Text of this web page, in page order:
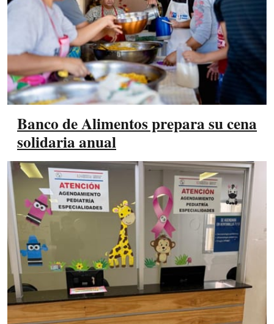
Banco de Alimentos prepara su cena
solidaria anual